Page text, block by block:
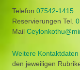
Telefon 07542-1415
Reservierungen Tel.
Mail
Weitere
den jeweiligen